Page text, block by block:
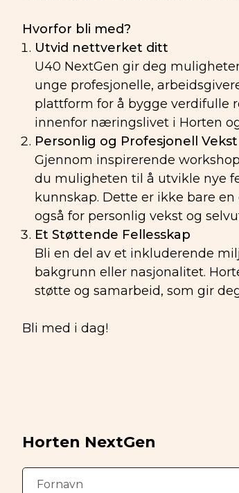
Hvorfor bli med?
Utvid nettverket ditt
U40 NextGen gir deg
unge profesjonelle,
plattform for å bygge verdifulle
innenfor næringslivet i Horten
Personlig og Profesjonell Vekst
Gjennom inspirerende
du muligheten til å utvikle nye
kunnskap. Dette er ikke bare
også for personlig vekst og
Et Støttende Fellesskap
Bli en del av et inkluderende
bakgrunn eller nasjonalitet.
støtte og samarbeid, som gir
Bli med i dag!
Horten NextGen
Fornavn